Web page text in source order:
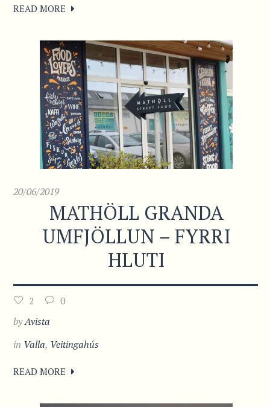
READ MORE
20/06/2019
MATHÖLL GRANDA
UMFJÖLLUN – FYRRI
HLUTI
2 0
byAvista
in Valla, Veitingahús
READ MORE